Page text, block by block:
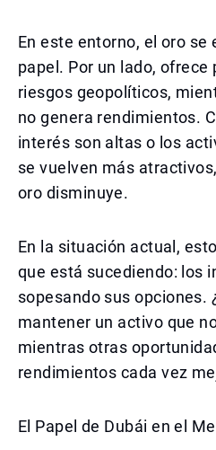
En este entorno, el oro se
papel. Por un lado,
riesgos geopolíticos,
no genera rendimientos.
interés son altas o los
se vuelven más
oro disminuye.
En la situación actual,
que está sucediendo: los
sopesando sus opciones.
mantener un activo que
mientras otras
rendimientos cada vez
El Papel de Dubái en el